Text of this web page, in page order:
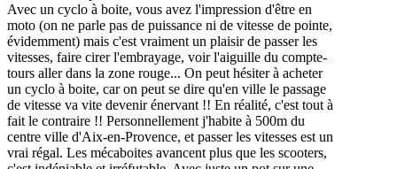
Avec un cyclo à boite, vous avez l'impression d'être en
moto (on ne parle pas de puissance ni de vitesse de pointe,
évidemment) mais c'est vraiment un plaisir de passer les
vitesses, faire cirer l'embrayage, voir l'aiguille du compte-
tours aller dans la zone rouge... On peut hésiter à acheter
un cyclo à boite, car on peut se dire qu'en ville le passage
de vitesse va vite devenir énervant !! En réalité, c'est tout à
fait le contraire !! Personnellement j'habite à 500m du
centre ville d'Aix-en-Provence, et passer les vitesses est un
vrai régal. Les mécaboites avancent plus que les scooters,